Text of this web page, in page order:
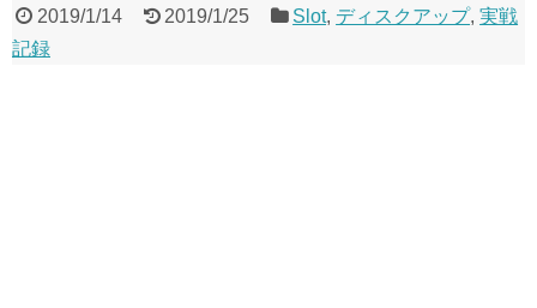
2019/1/14 2019/1/25 Slot, ディスクアップ,実戦
記録